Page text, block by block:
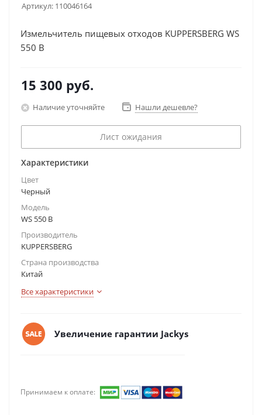
Артикул: 110046164
Измельчитель пищевых отходов KUPPERSBERG WS
550 B
15 300 руб.
Наличие уточняйте Нашли дешевле?
Лист ожидания
Характеристики
Цвет
Черный
Модель
WS 550 B
Производитель
KUPPERSBERG
Страна производства
Китай
Все характеристики
Увеличение гарантии Jackys
Принимаем к оплате: